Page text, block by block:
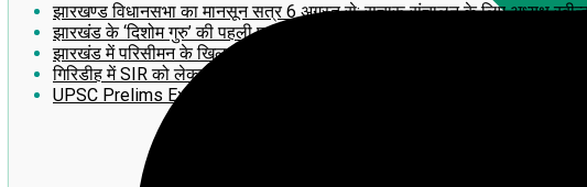
झारखण्ड विधानसभा का मानसून सत्र 6 अगस्त से: सुचारू संचालन के लिए अध्यक्ष
झारखंड के ‘दिशोम गुरु’ की पहली पुण्यतिथि पर लगेगी 14 फीट ऊंची भव्य प्रतिमा, CM
झारखंड में परिसीमन के खिलाफ बड़ा आंदोलन! 2 अगस्त को राँची में महाजुटाव, आरक्षित
गिरिडीह में SIR को लेकर झामुमो का BLA-2 का प्रशिक्षण सह बूथ सम्मेलन कार्यक्रम
UPSC Prelims Exam 2026 का बड़ा update: जानिए अपना ‘प्रोविजनल आंसर-की’